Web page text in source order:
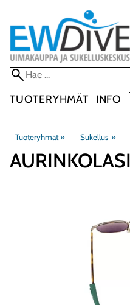
TUOTERYHMÄT INFO
Tuoteryhmät‪» Sukellus ‪»